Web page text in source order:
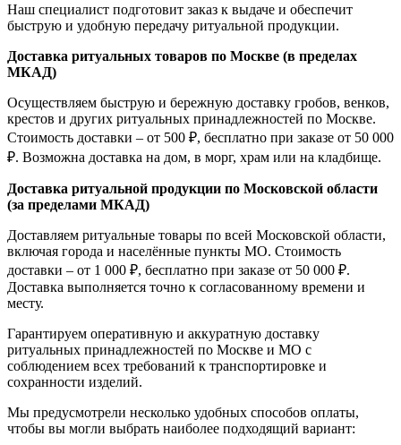
Наш специалист подготовит заказ к выдаче и обеспечит
быструю и удобную передачу ритуальной продукции.
Доставка ритуальных товаров по Москве (в пределах
МКАД)
Осуществляем быструю и бережную доставку гробов, венков,
крестов и других ритуальных принадлежностей по Москве.
Стоимость доставки – от 500 ₽, бесплатно при заказе от 50 000
₽. Возможна доставка на дом, в морг, храм или на кладбище.
Доставка ритуальной продукции по Московской области
(за пределами МКАД)
Доставляем ритуальные товары по всей Московской области,
включая города и населённые пункты МО. Стоимость
доставки – от 1 000 ₽, бесплатно при заказе от 50 000 ₽.
Доставка выполняется точно к согласованному времени и
месту.
Гарантируем оперативную и аккуратную доставку
ритуальных принадлежностей по Москве и МО с
соблюдением всех требований к транспортировке и
сохранности изделий.
Мы предусмотрели несколько удобных способов оплаты,
чтобы вы могли выбрать наиболее подходящий вариант: